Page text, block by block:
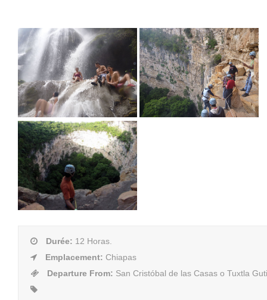
Durée: 12 Horas.
Emplacement: Chiapas
Departure From: San Cristóbal de las Casas o Tuxtla